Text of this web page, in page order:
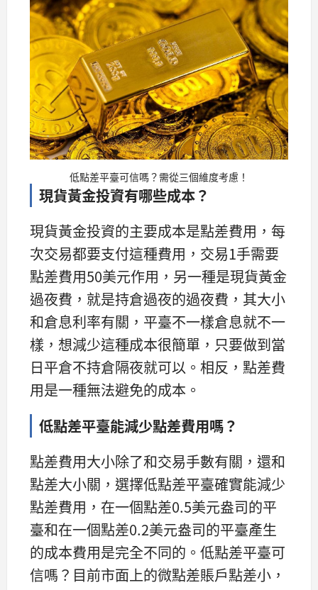
低點差平臺可信嗎？需從三個維度考慮！
現貨黃金投資有哪些成本？
現貨黃金投資的主要成本是點差費用，每
次交易都要支付這種費用，交易1手需要
點差費用50美元作用，另一種是現貨黃金
過夜費，就是持倉過夜的過夜費，其大小
和倉息利率有關，平臺不一樣倉息就不一
樣，想減少這種成本很簡單，只要做到當
日平倉不持倉隔夜就可以。相反，點差費
用是一種無法避免的成本。
低點差平臺能減少點差費用嗎？
點差費用大小除了和交易手數有關，還和
點差大小關，選擇低點差平臺確實能減少
點差費用，在一個點差0.5美元盎司的平
臺和在一個點差0.2美元盎司的平臺產生
的成本費用是完全不同的。低點差平臺可
信嗎？目前市面上的微點差賬戶點差小，